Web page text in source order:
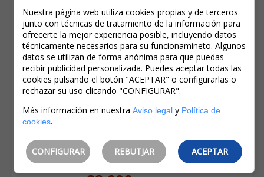
35,00€
Nuestra página web utiliza cookies propias y de terceros
junto con técnicas de tratamiento de la información para
ofrecerte la mejor experiencia posible, incluyendo datos
técnicamente necesarios para su funcionamineto. Algunos
datos se utilizan de forma anónima para que puedas
recibir publicidad personalizada. Puedes aceptar todas las
cookies pulsando el botón "ACEPTAR" o configurarlas o
rechazar su uso clicando "CONFIGURAR".
Más información en nuestra Aviso legaly Política de
cookies.
CONFIGURAR REBUTJAR ACEPTAR